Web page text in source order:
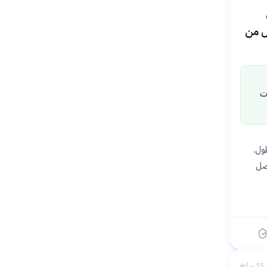
أن
من
أن تصل